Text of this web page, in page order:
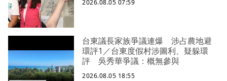
2026.08.05 07:59
台東議長家族爭議連爆 涉占農地避
環評1／台東度假村涉圖利、疑躲環
評 吳秀華爭議：概無參與
2026.08.05 18:55